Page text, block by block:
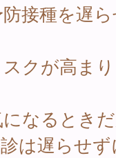
接種を遅
クが高ま
なるとき
は遅らせ